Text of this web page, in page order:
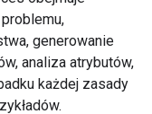
generowanie
analiza atrybutów,
każdej zasady